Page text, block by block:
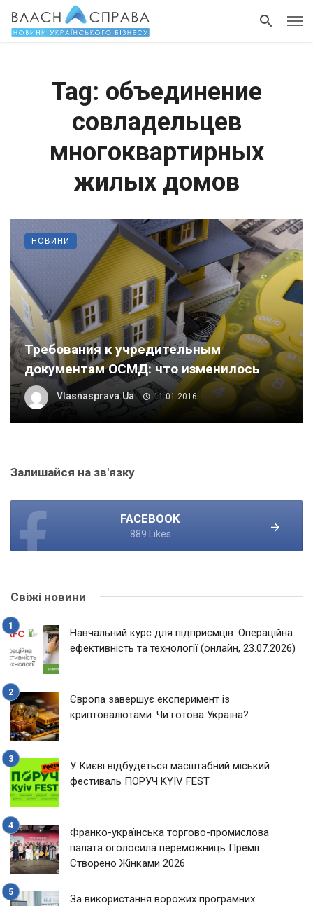
Tag: объединение
совладельцев
многоквартирных
жилых домов
Требования к учредительным
документам ОСМД: что изменилось
Vlasnasprava.ua 11.01.2016
НОВИНИ
Залишайся на зв'язку
FACEBOOK
889 Likes
Свіжі новини
Навчальний курс для підприємців: Операційна
ефективність та технології (онлайн, 23.07.2026)
Європа завершує експеримент із
криптовалютами. Чи готова Україна?
У Києві відбудеться масштабний міський
фестиваль ПОРУЧ KYIV FEST
Франко-українська торгово-промислова
палата оголосила переможниць Премії
Створено Жінками 2026
За використання ворожих програмних